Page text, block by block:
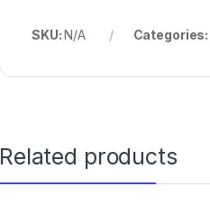
SKU:N/A Categories:
Related products